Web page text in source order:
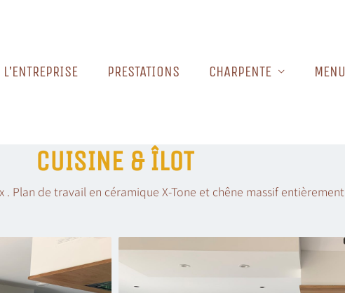
L’ENTREPRISE PRESTATIONS CHARPENTE
CUISINE & ÎLOT
Plan de travail en céramique X-Tone et chêne massif